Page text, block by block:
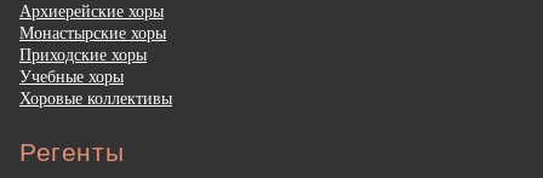
Архиерейские хоры
Монастырские хоры
Приходские хоры
Учебные хоры
Хоровые коллективы
Регенты